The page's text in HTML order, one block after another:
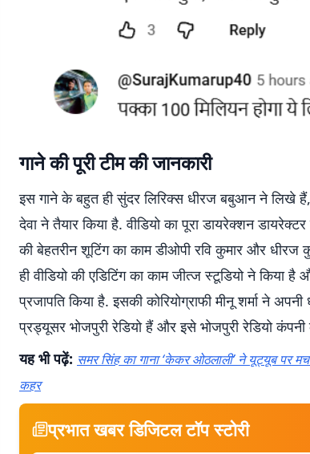
गाने की पूरी टीम की जानकारी
इस गाने के बहुत ही सुंदर लिरिक्स धीरज बबुआन ने लिखे
देवा ने तैयार किया है. वीडियो का पूरा डायरेक्शन
की बेहतरीन शूटिंग का काम डीओपी रवि कुमार और धीरज
ही वीडियो की एडिटिंग का काम जीत्ज स्टूडियो ने किया
प्रजापति किया है. इसकी कोरियोग्राफी मीनू शर्मा ने
प्रड्यूसर भोजपुरी रेडियो हैं और इसे भोजपुरी रेडियो
यह भी पढ़ें: समर सिंह का गाना ‘केकर ओठलाली’ ने यूट्यूब पर
कहर
प्रभात खबर डिजिटल टॉप स्टोरी